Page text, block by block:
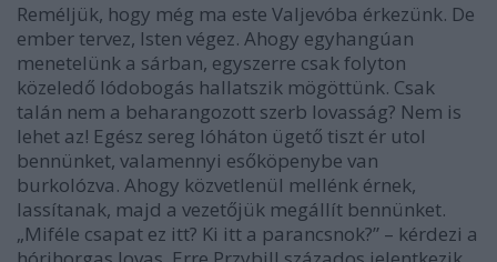
Reméljük, hogy még ma este Valjevóba érkezünk. De
ember tervez, Isten végez. Ahogy egyhangúan
menetelünk a sárban, egyszerre csak folyton
közeledő lódobogás hallatszik mögöttünk. Csak
talán nem a beharangozott szerb lovasság? Nem is
lehet az! Egész sereg lóháton ügető tiszt ér utol
bennünket, valamennyi esőköpenybe van
burkolózva. Ahogy közvetlenül mellénk érnek,
lassítanak, majd a vezetőjük megállít bennünket.
„Miféle csapat ez itt? Ki itt a parancsnok?” – kérdezi a